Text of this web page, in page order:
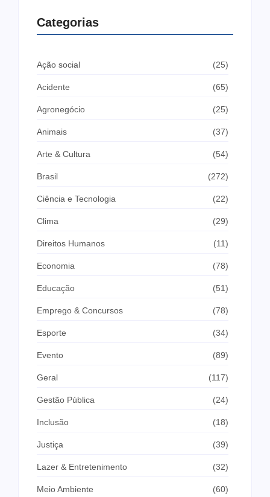
Categorias
Ação social (25)
Acidente (65)
Agronegócio (25)
Animais (37)
Arte & Cultura (54)
Brasil (272)
Ciência e Tecnologia (22)
Clima (29)
Direitos Humanos (11)
Economia (78)
Educação (51)
Emprego & Concursos (78)
Esporte (34)
Evento (89)
Geral (117)
Gestão Pública (24)
Inclusão (18)
Justiça (39)
Lazer & Entretenimento (32)
Meio Ambiente (60)